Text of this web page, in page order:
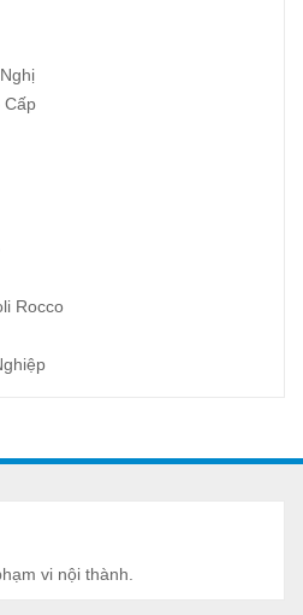
Cấp
Rocco
vi nội thành.